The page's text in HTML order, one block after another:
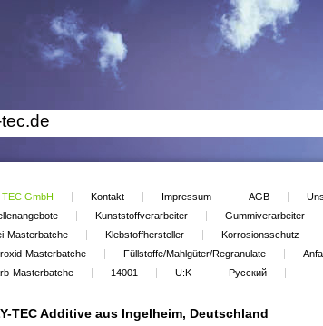
TEC GmbH Kontakt Impressum AGB
Kunststoffverarbeiter Gummiverarbeiter
Masterbatche
Klebstoffhersteller Korrosionsschutz
Masterbatche
Füllstoffe/Mahlgüter/Regranulate
Masterbatche
14001 U:K Русский
TEC Additive aus Ingelheim, Deutschland